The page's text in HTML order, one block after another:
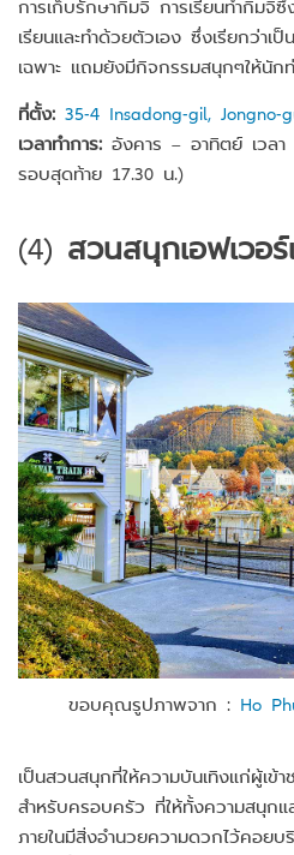
การเก็บรักษากิมจิ การเรียนทำกิมจิซึ่
เรียนและทำด้วยตัวเอง ซึ่งเรียกว่าเ
เฉพาะ แถมยังมีกิจกรรมสนุกๆให้นัก
ที่ตั้ง: 35-4 Insadong-gil, Jongno-
เวลาทำการ: อังคาร – อาทิตย์ เวลา
รอบสุดท้าย 17.30 น.)
(4) สวนสนุกเอฟเวอ
ขอบคุณรูปภาพจาก : Ho
เป็นสวนสนุกที่ให้ความบันเทิงแก่ผู้เข้
สำหรับครอบครัว ที่ให้ทั้งความสนุกแ
ภายในมีสิ่งอำนวยความดวกไว้คอยบ